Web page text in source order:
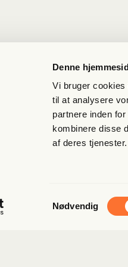
Denne
Vi bruger
til at analysere
partnere inden
kombinere disse
af deres tjenester.
Samtykkevalg
Nødvendig
dig